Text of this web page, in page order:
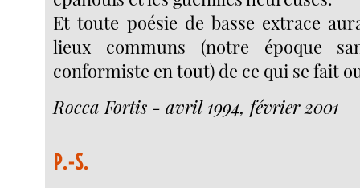
Et toute poésie de basse extrace
lieux communs (notre époque
conformiste en tout) de ce qui se fait
Rocca Fortis - avril 1994, février 2001
P.-S.